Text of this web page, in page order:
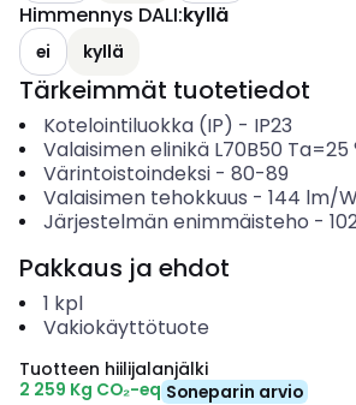
Himmennys DALI:kyllä
ei kyllä
Tärkeimmät tuotetiedot
Kotelointiluokka (IP) - IP23
Valaisimen elinikä L70B50 Ta=25
Värintoistoindeksi- 80-89
Valaisimen tehokkuus - 144 lm/W
Järjestelmän enimmäisteho -
Pakkaus ja ehdot
1 kpl
Vakiokäyttötuote
Tuotteen hiilijalanjälki
2 259 Kg CO₂-eq Soneparin arvio